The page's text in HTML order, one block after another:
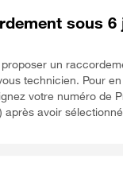
sous 6
un
technicien. Pour
votre numéro de
après avoir